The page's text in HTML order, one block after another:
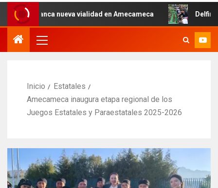
nueva vialidad en Amecameca Delfina
Inicio
Estatales
Amecameca inaugura etapa regional de los
Juegos Estatales y Paraestatales 2025-2026